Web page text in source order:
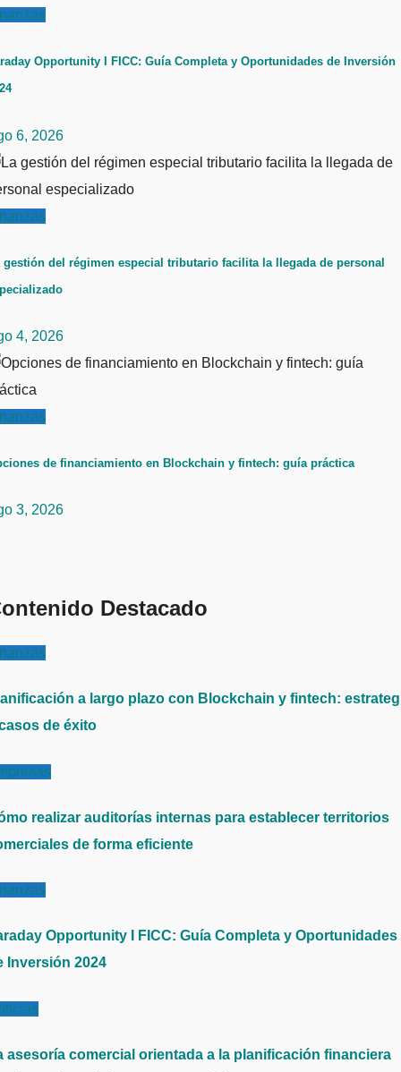
Opportunity I FICC: Guía Completa y Oportunidades de Inversión
6, 2026
gestión del régimen especial tributario facilita la llegada de personal
4, 2026
de financiamiento en Blockchain y fintech: guía práctica
3, 2026
Destacado
a largo plazo con Blockchain y fintech:
de éxito
realizar auditorías internas para establecer territorios
de forma eficiente
Opportunity I FICC: Guía Completa y Oportunidades
Inversión 2024
asesoría comercial orientada a la planificación financiera